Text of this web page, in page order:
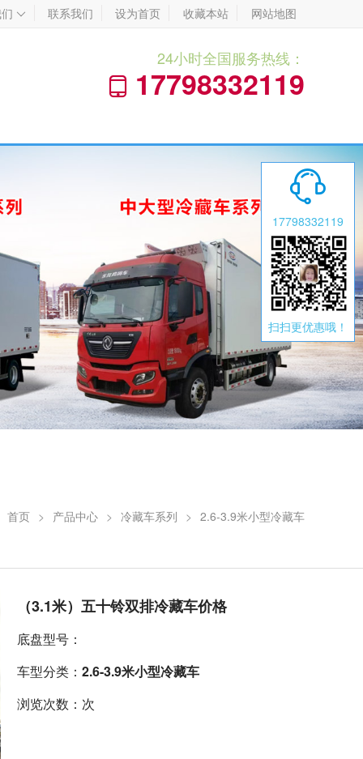
 联系我们 设为首页 收藏本站 网站地图
24小时全国服务热线：
 17798332119
首页 > 产品中心 > 冷藏车系列 > 2.6-3.9米小型冷藏车
（3.1米）五十铃双排冷藏车价格
底盘型号：
车型分类： 2.6-3.9米小型冷藏车
浏览次数：次

17798332119
扫扫更优惠哦！